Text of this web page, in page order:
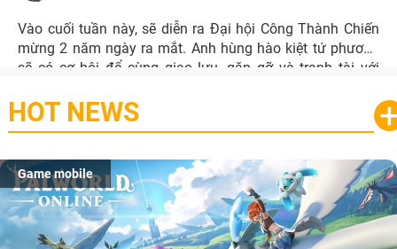
Vào cuối tuần này, sẽ diễn ra Đại hội Công Thành Chiến
mừng 2 năm ngày ra mắt. Anh hùng hào kiệt tứ phương
sẽ có cơ hội để cùng giao lưu, gặp gỡ và tranh tài với
HOT NEWS
Game mobile